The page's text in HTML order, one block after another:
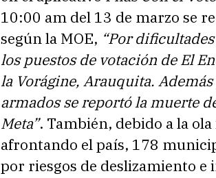
10:00 am del 13 de marzo se
según la MOE, “Por
los puestos de votación de El
la Vorágine, Arauquita.
armados se reportó la muerte
Meta”. También, debido a la
afrontando el país, 178
por riesgos de deslizamiento e